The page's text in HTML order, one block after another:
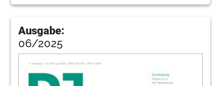
Ausgabe:
06/2025